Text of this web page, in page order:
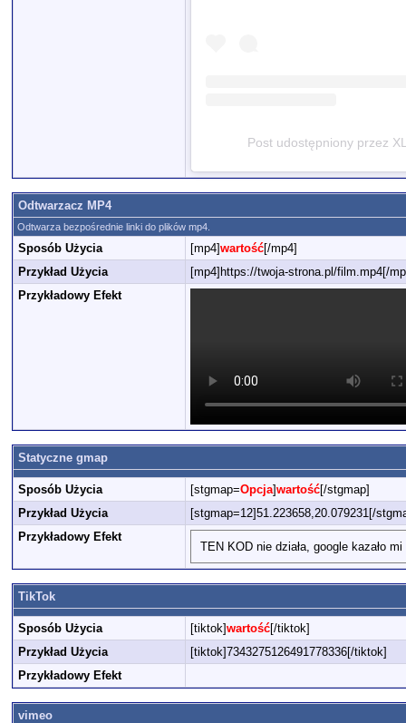
Post udostępniony przez
Odtwarzacz MP4
Odtwarza bezpośrednie linki do plików mp4.
Sposób Użycia [mp4]wartość[/mp4]
Przykład Użycia
[mp4]https://twoja-strona.pl/film.mp4[/
Przykładowy Efekt
Statyczne gmap
Sposób Użycia [stgmap=Opcja]wartość[/stgmap]
Przykład Użycia
[stgmap=12]51.223658,20.079231[/
Przykładowy Efekt
TEN KOD nie działa, google kazało
TikTok
Sposób Użycia [tiktok]wartość[/tiktok]
Przykład Użycia
[tiktok]7343275126491778336[/tiktok]
Przykładowy Efekt
vimeo